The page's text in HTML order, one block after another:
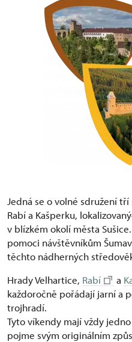
Jedná se o volné sdružení
Rabí a Kašperku,
v blízkém okolí města
pomoci návštěvníkům
těchto nádherných
Hrady Velhartice, Rabí a
každoročně pořádají jarní a
trojhradí.
Tyto víkendy mají vždy
pojme svým originálním